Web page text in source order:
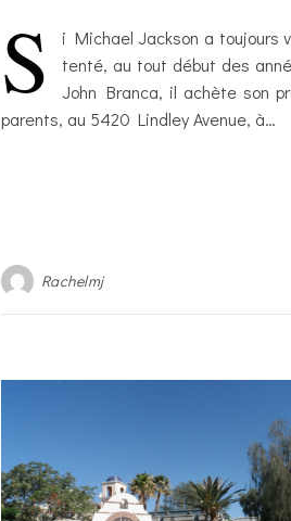
S
i Michael Jackson a toujours
tenté, au tout début des
John Branca, il achète son
parents, au 5420 Lindley Avenue, à…
Rachelmj